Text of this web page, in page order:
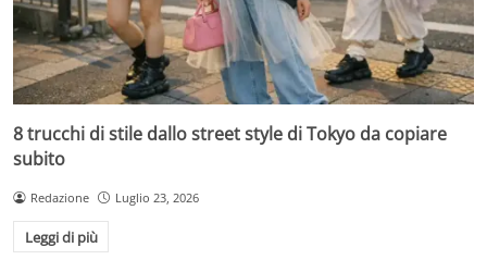
8 trucchi di stile dallo street style di Tokyo da copiare
subito
Redazione Luglio 23, 2026
Leggi di più